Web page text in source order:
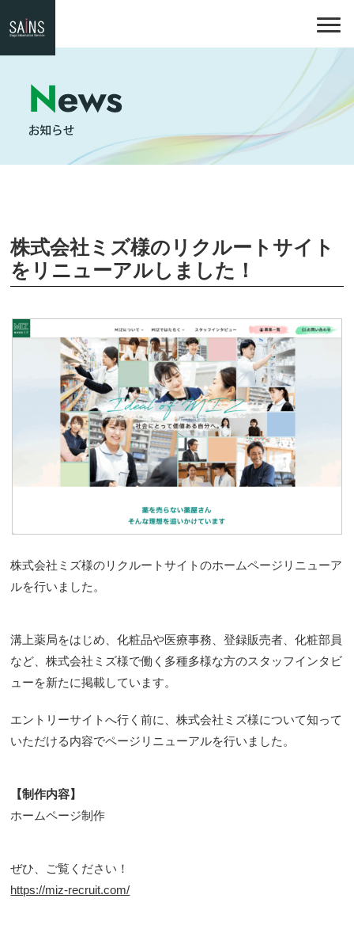
株式会社ミズ様のリクルートサイト
をリニューアルしました！
株式会社ミズ様のリクルートサイトのホームページリニューア
ルを行いました。
溝上薬局をはじめ、化粧品や医療事務、登録販売者、化粧部員
など、株式会社ミズ様で働く多種多様な方のスタッフインタビ
ューを新たに掲載しています。
エントリーサイトへ行く前に、株式会社ミズ様について知って
いただける内容でページリニューアルを行いました。
【制作内容】
ホームページ制作
ぜひ、ご覧ください！
https://miz-recruit.com/